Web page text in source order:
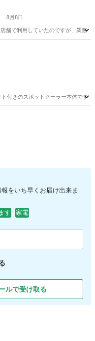
8月8日
舗で利用していたのですが、業務
付きのスポットクーラー本体です
をいち早くお届け出来ま
す 家電
ルで受け取る